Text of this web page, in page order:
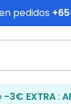
pedidos
-3€ EXTRA: